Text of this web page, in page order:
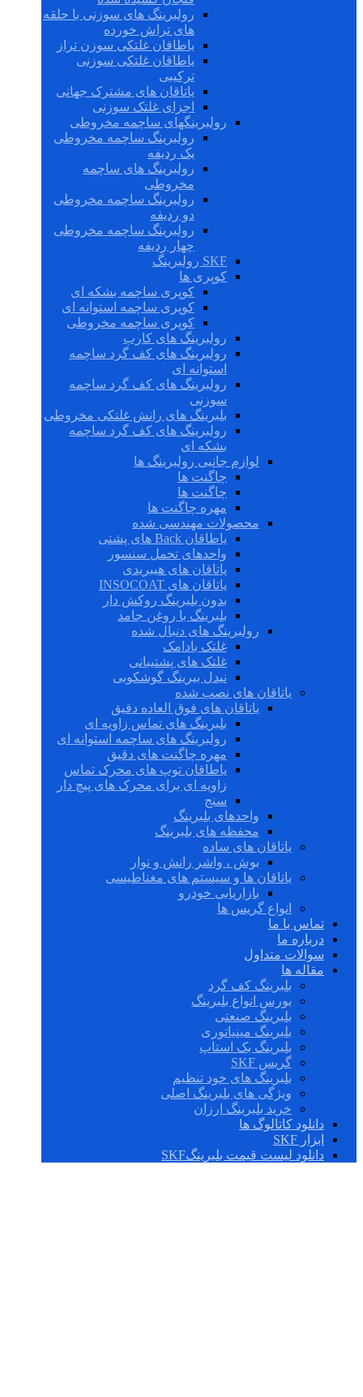
رولبرینگ های سوزنی با حلقه
های تراش خورده
یاطاقان غلتکی سوزن تراز
یاطاقان غلتکی سوزنی
ترکیبی
یاتاقان های مشترک جهانی
اجزای غلتک سوزنی
رولبرینگهای ساچمه مخروطی
رولبرینگ ساچمه مخروطی
یک ردیفه
رولبرینگ های ساچمه
مخروطی
رولبرینگ ساچمه مخروطی
دو ردیفه
رولبرینگ ساچمه مخروطی
چهار ردیفه
SKF رولبرینگ
کوپری ها
کوپری ساچمه بشکه ای
کوپری ساچمه استوانه ای
کوپری ساچمه مخروطی
رولبرینگ های کارب
رولبرینگ های کف گرد ساچمه
استوانه ای
رولبرینگ های کف گرد ساچمه
سوزنی
بلبرینگ های رانش غلتکی مخروطی
رولبرینگ های کف گرد ساچمه
بشکه ای
لوازم جانبی رولبرینگ ها
چاگنت ها
چاگنت ها
مهره چاگنت ها
محصولات مهندسی شده
یاطاقان Back های پشتی
واحدهای تحمل سنسور
یاتاقان های هیبریدی
یاتاقان های INSOCOAT
بدون بلبرینگ روکش دار
بلبرینگ با روغن جامد
رولبرینگ های دنبال شده
غلتک بادامک
غلتک های پشتیبانی
نیدل بیرینگ گوشکوبی
یاتاقان های نصب شده
یاتاقان های فوق العاده دقیق
بلبرینگ های تماس زاویه ای
رولبرینگ های ساچمه استوانه ای
مهره چاگنت های دقیق
یاطاقان توپ های محرک تماس
زاویه ای برای محرک های پیچ دار
سنج
واحدهای بلبرینگ
محفظه های بلبرینگ
یاتاقان های ساده
بوش ، واشر رانش و نوار
یاتاقان ها و سیستم های مغناطیسی
بازاریابی خودرو
انواع گریس ها
تماس با ما
درباره ما
سوالات متداول
مقاله ها
بلبرینگ کف گرد
بورس انواع بلبرینگ
بلبرینگ صنعتی
بلبرینگ مینیاتوری
بلبرینگ بک استاپ
گریس SKF
بلبرینگ های خود تنظیم
ویژگی های بلبرینگ اصلی
خرید بلبرینگ ارزان
دانلود کاتالوگ ها
ابزار SKF
دانلود لیست قیمت بلبرینگSKF